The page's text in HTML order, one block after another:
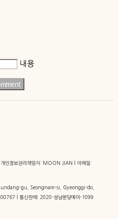
내용
인정보관리책임자: MOON JIAN | 이메일:
gu, Seongnam-si, Gyeonggi-do,
| 통신판매: 2020-성남분당에이-1099